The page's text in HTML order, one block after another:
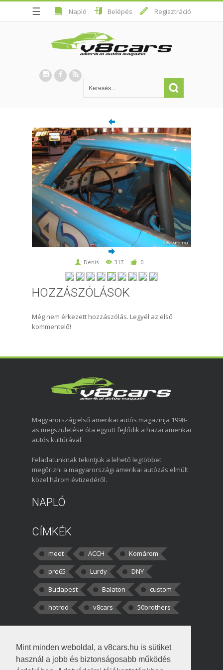
Mint minden weboldal, a v8cars.hu is sütiket
használ a jobb és biztonságosabb működés
☰ Napló Belépés Regisztráció
Denis 317 0
HOZZÁSZÓLÁSOK
Még nem érkezett hozzászólás. Legyél az első
kommentelő!
Magyarország első amerikai autós magazinja 1998-
as megszületése óta együtt fejlődik a hazai amerikai
autós kultúrával.
Feladatunknak tekintjük a lehető legtöbbet
megőrizni a magyarországi amerikai autózás elmúlt
közel három évtizedéről.
NAPLÓ
CÍMKÉK
meet ACCH
Komárom
pre65
Lurdy
DNY
Budapest
Balaton
custom
hotrod
v8cars 50brothers
kortisz:Elszúrtam! Én csak két
darabbaal számoltam. Nem tudtam, hogy fél autót,